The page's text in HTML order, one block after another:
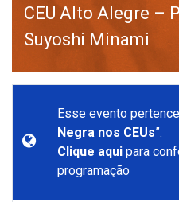
CEU Alto Alegre –
Suyoshi Minami
Esse evento pertence
Negra nos CEUs”.
Clique aqui para
programação